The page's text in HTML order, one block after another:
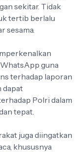
sekitar. Tidak
tertib berlalu
sesama.
guna
terhadap laporan
dapat
Polri dalam
tepat.
juga diingatkan
khususnya